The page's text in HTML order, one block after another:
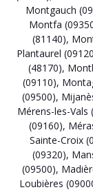
Montgauch
Montfa
(81140),
Plantaurel
(48170),
(09110),
(09500),
Mérens-les-Vals
(09160),
Sainte-Croix
(09320),
(09500),
Loubières